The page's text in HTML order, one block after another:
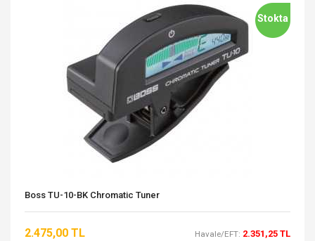
Stokta
Boss TU-10-BK Chromatic Tuner
2.475,00 TL Havale/EFT: 2.351,25 TL